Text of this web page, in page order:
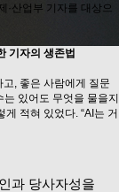
·산업부 기자를 대상으
기자의 생존법
, 좋은 사람에게 질문
있어도 무엇을 물을지
적혀 있었다. “AI는 거
과 당사자성을